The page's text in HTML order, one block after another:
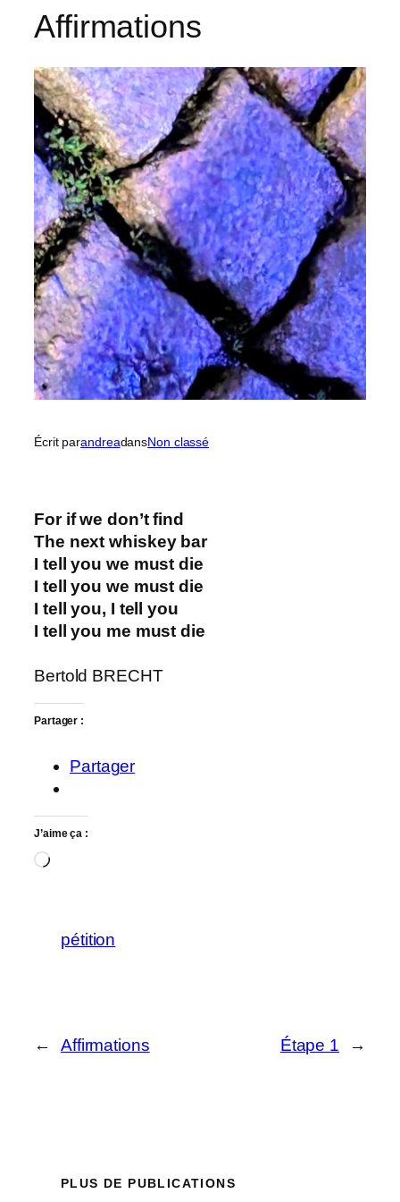
Affirmations
Écrit parandreadansNon classé
For if we don’t find
The next whiskey bar
I tell you we must die
I tell you we must die
I tell you, I tell you
I tell you me must die
Bertold BRECHT
Partager :
Partager
J’aime ça :
Chargement…
pétition
← Affirmations Étape 1 →
PLUS DE PUBLICATIONS